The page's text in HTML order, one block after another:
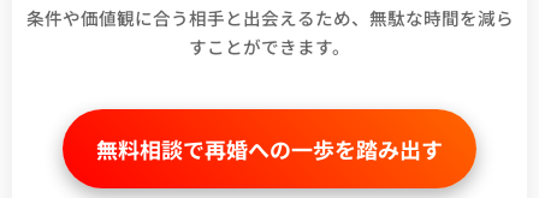
条件や価値観に合う相手と出会えるため、無駄な時間を減ら
すことができます。
無料相談で再婚への一歩を踏み出す